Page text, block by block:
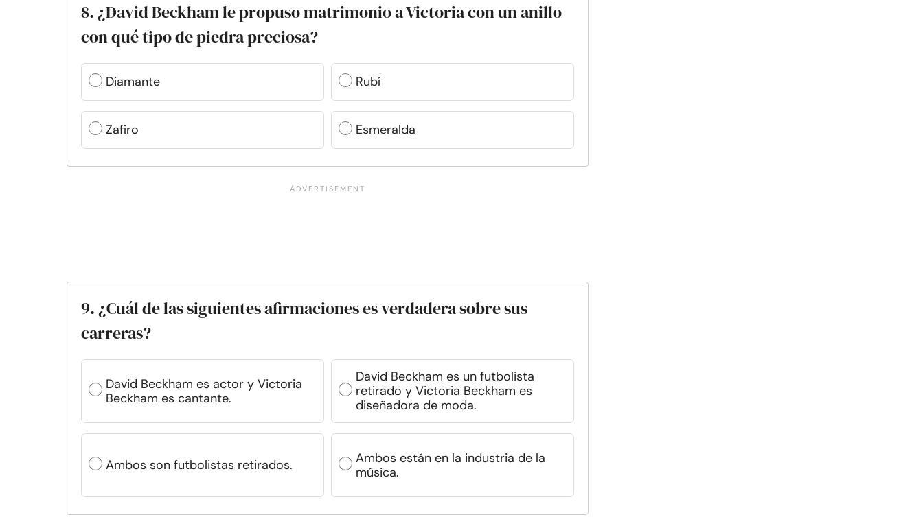
8. ¿David Beckham le propuso matrimonio a Victoria con un anillo
con qué tipo de piedra preciosa?
Diamante Rubí
Zafiro Esmeralda
9. ¿Cuál de las siguientes afirmaciones es verdadera sobre sus
carreras?
David Beckham es actor y Victoria
Beckham es cantante.
David Beckham es un futbolista
retirado y Victoria Beckham es
diseñadora de moda.
Ambos son futbolistas retirados.
Ambos están en la industria de la
música.